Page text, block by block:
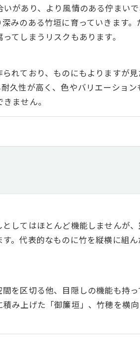
があり、より風情のある佇まい
みのある竹垣に育っていきます。
てしまうリスクもあります。
れており、ものにもよりますが見
久性が高く、色やバリエーション
ません。
してはほとんど機能しませんが
。代表的なものに竹を縦横に組ん
を区切る他、目隠しの機能も持
み上げた「御簾垣」、竹穂を横